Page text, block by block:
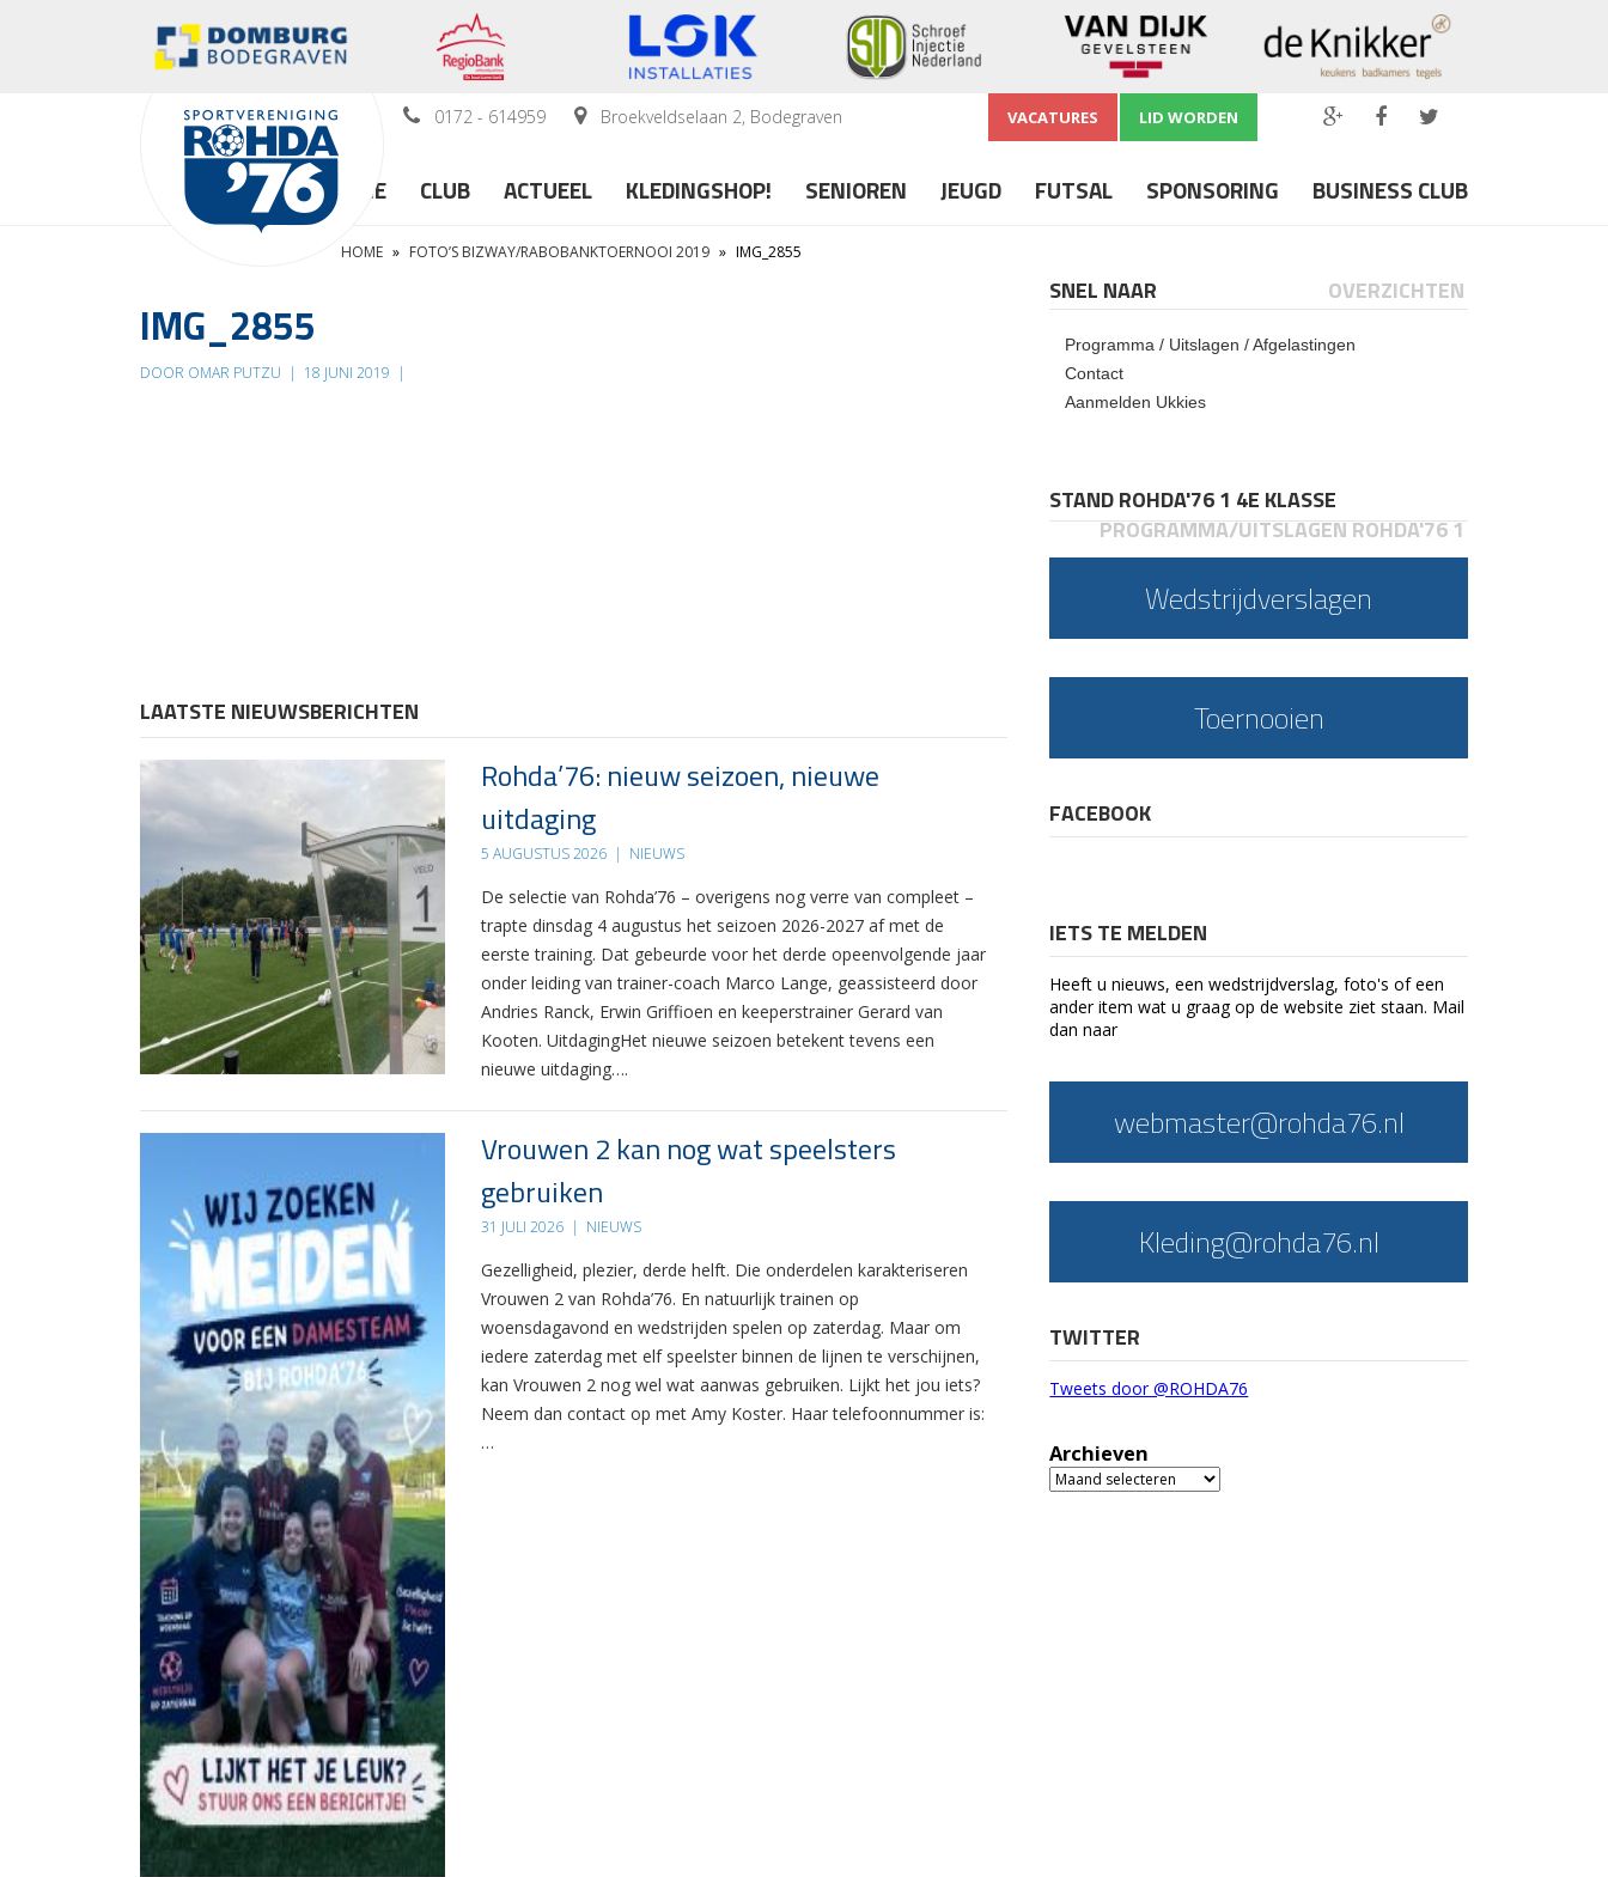
0172 - 614959 Broekveldselaan 2, Bodegraven VACATURES LID WORDEN
HOME CLUB ACTUEEL KLEDINGSHOP! SENIOREN JEUGD FUTSAL SPONSORING BUSINESS CLUB
HOME » FOTO’S BIZWAY/RABOBANKTOERNOOI 2019 » IMG_2855
IMG_2855
DOOR OMAR PUTZU | 18 JUNI 2019 |
LAATSTE NIEUWSBERICHTEN
Rohda’76: nieuw seizoen, nieuwe
uitdaging
5 AUGUSTUS 2026 | NIEUWS
De selectie van Rohda’76 – overigens nog verre van compleet –
trapte dinsdag 4 augustus het seizoen 2026-2027 af met de
eerste training. Dat gebeurde voor het derde opeenvolgende jaar
onder leiding van trainer-coach Marco Lange, geassisteerd door
Andries Ranck, Erwin Griffioen en keeperstrainer Gerard van
Kooten. UitdagingHet nieuwe seizoen betekent tevens een
nieuwe uitdaging….
Vrouwen 2 kan nog wat speelsters
gebruiken
31 JULI 2026 | NIEUWS
Gezelligheid, plezier, derde helft. Die onderdelen karakteriseren
Vrouwen 2 van Rohda’76. En natuurlijk trainen op
woensdagavond en wedstrijden spelen op zaterdag. Maar om
iedere zaterdag met elf speelster binnen de lijnen te verschijnen,
kan Vrouwen 2 nog wel wat aanwas gebruiken. Lijkt het jou iets?
Neem dan contact op met Amy Koster. Haar telefoonnummer is:
…
SNEL NAAR OVERZICHTEN
Programma / Uitslagen / Afgelastingen
Contact
Aanmelden Ukkies
STAND ROHDA'76 1 4E KLASSE
PROGRAMMA/UITSLAGEN ROHDA'76 1
Wedstrijdverslagen
Toernooien
FACEBOOK
IETS TE MELDEN
Heeft u nieuws, een wedstrijdverslag, foto's of een
ander item wat u graag op de website ziet staan. Mail
dan naar
webmaster@rohda76.nl
Kleding@rohda76.nl
TWITTER
Tweets door @ROHDA76
Archieven
Archieven